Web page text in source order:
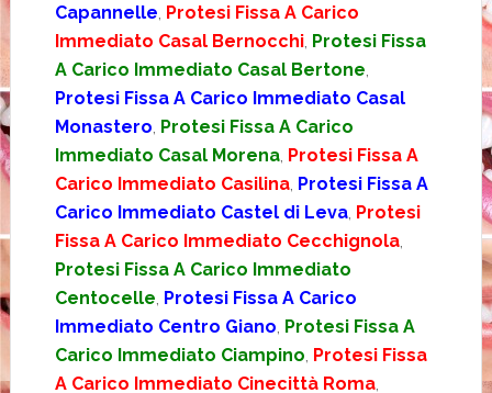
Capannelle Protesi Fissa A Carico
Immediato Casal Bernocchi, Protesi Fissa
A Carico Immediato Casal Bertone
Protesi Fissa A Carico Immediato Casal
Monastero Protesi Fissa A Carico
Immediato Casal Morena, Protesi Fissa A
Carico Immediato Casilina, Protesi Fissa A
Carico Immediato Castel di Leva, Protesi
Fissa A Carico Immediato Cecchignola,
Protesi Fissa A Carico Immediato
Centocelle Protesi Fissa A Carico
Immediato Centro Giano Protesi Fissa A
Carico Immediato Ciampino Protesi Fissa
A Carico Immediato Cinecittà Roma,